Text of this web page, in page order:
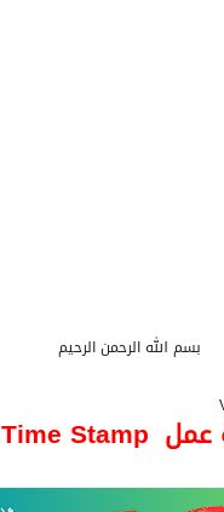
بسم الله الرحمن الرحيم
عمل Time Stamp